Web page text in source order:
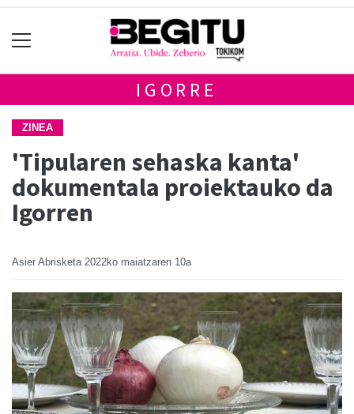
IGORRE
ZINEA
'Tipularen sehaska kanta'
dokumentala proiektauko da
Igorren
Asier Abrisketa 2022ko maiatzaren 10a